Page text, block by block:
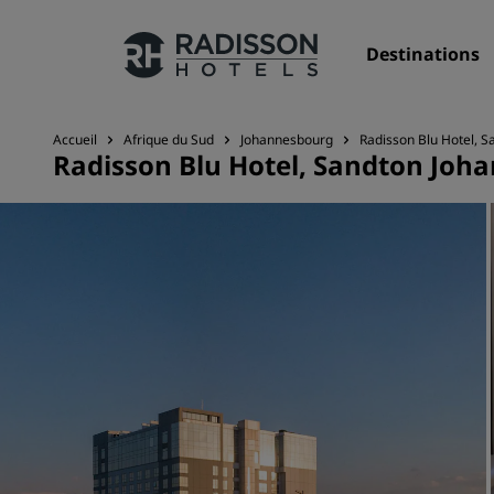
Destinations
Nos enseignes
Accueil Afrique du Sud Johannesbourg Radisson Blu Hotel,
Radisson Blu Hotel, Sandton